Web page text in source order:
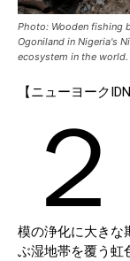
Photo: Wooden fishing
Ogoniland in Nigeria's
ecosystem in the
【ニューヨーク
２
模の浄化に大きな
ぶ湿地帯を覆う虹